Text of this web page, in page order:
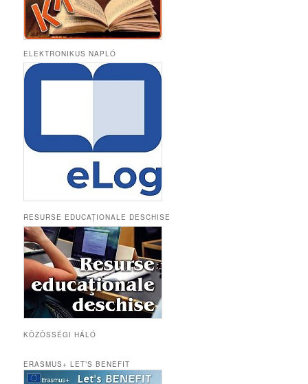
ELEKTRONIKUS NAPLÓ
RESURSE EDUCAȚIONALE DESCHISE
KÖZÖSSÉGI HÁLÓ
ERASMUS+ LET’S BENEFIT